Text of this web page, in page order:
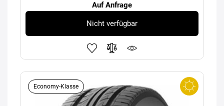
Auf Anfrage
Nicht verfügbar
Economy-Klasse